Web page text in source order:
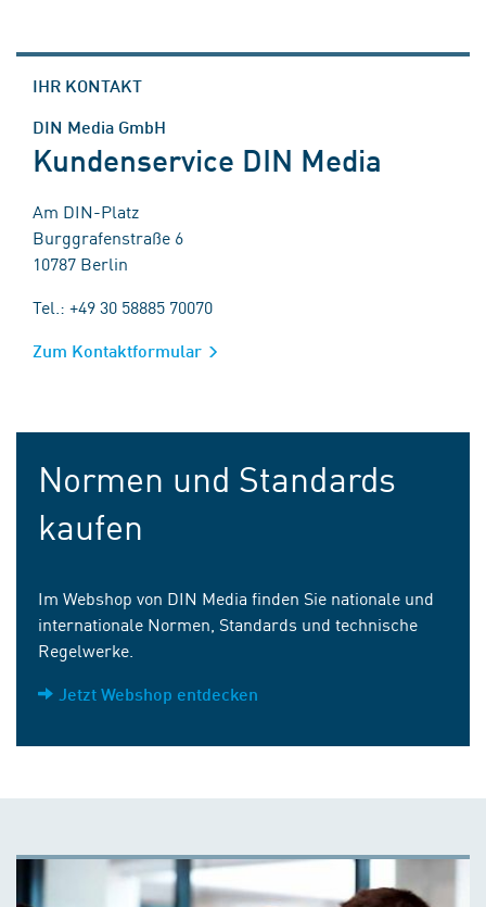
IHR KONTAKT
DIN Media GmbH
Kundenservice DIN Media
Am DIN-Platz
Burggrafenstraße 6
10787 Berlin
Tel.: +49 30 58885 70070
Zum Kontaktformular
Normen und Standards
kaufen
Im Webshop von DIN Media finden Sie nationale und
internationale Normen, Standards und technische
Regelwerke.
Jetzt Webshop entdecken